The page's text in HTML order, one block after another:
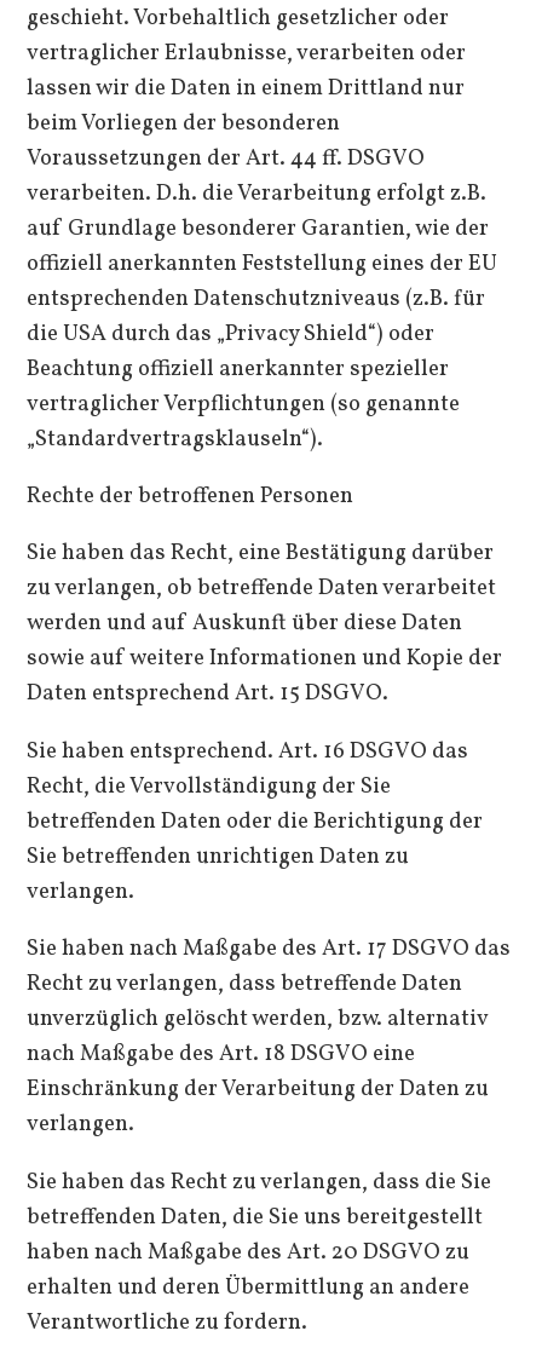
geschieht. Vorbehaltlich gesetzlicher oder
vertraglicher Erlaubnisse, verarbeiten oder
lassen wir die Daten in einem Drittland nur
beim Vorliegen der besonderen
Voraussetzungen der Art. 44 ff. DSGVO
verarbeiten. D.h. die Verarbeitung erfolgt z.B.
auf Grundlage besonderer Garantien, wie der
offiziell anerkannten Feststellung eines der EU
entsprechenden Datenschutzniveaus (z.B. für
die USA durch das „Privacy Shield“) oder
Beachtung offiziell anerkannter spezieller
vertraglicher Verpflichtungen (so genannte
„Standardvertragsklauseln“).
Rechte der betroffenen Personen
Sie haben das Recht, eine Bestätigung darüber
zu verlangen, ob betreffende Daten verarbeitet
werden und auf Auskunft über diese Daten
sowie auf weitere Informationen und Kopie der
Daten entsprechend Art. 15 DSGVO.
Sie haben entsprechend. Art. 16 DSGVO das
Recht, die Vervollständigung der Sie
betreffenden Daten oder die Berichtigung der
Sie betreffenden unrichtigen Daten zu
verlangen.
Sie haben nach Maßgabe des Art. 17 DSGVO das
Recht zu verlangen, dass betreffende Daten
unverzüglich gelöscht werden, bzw. alternativ
nach Maßgabe des Art. 18 DSGVO eine
Einschränkung der Verarbeitung der Daten zu
verlangen.
Sie haben das Recht zu verlangen, dass die Sie
betreffenden Daten, die Sie uns bereitgestellt
haben nach Maßgabe des Art. 20 DSGVO zu
erhalten und deren Übermittlung an andere
Verantwortliche zu fordern.